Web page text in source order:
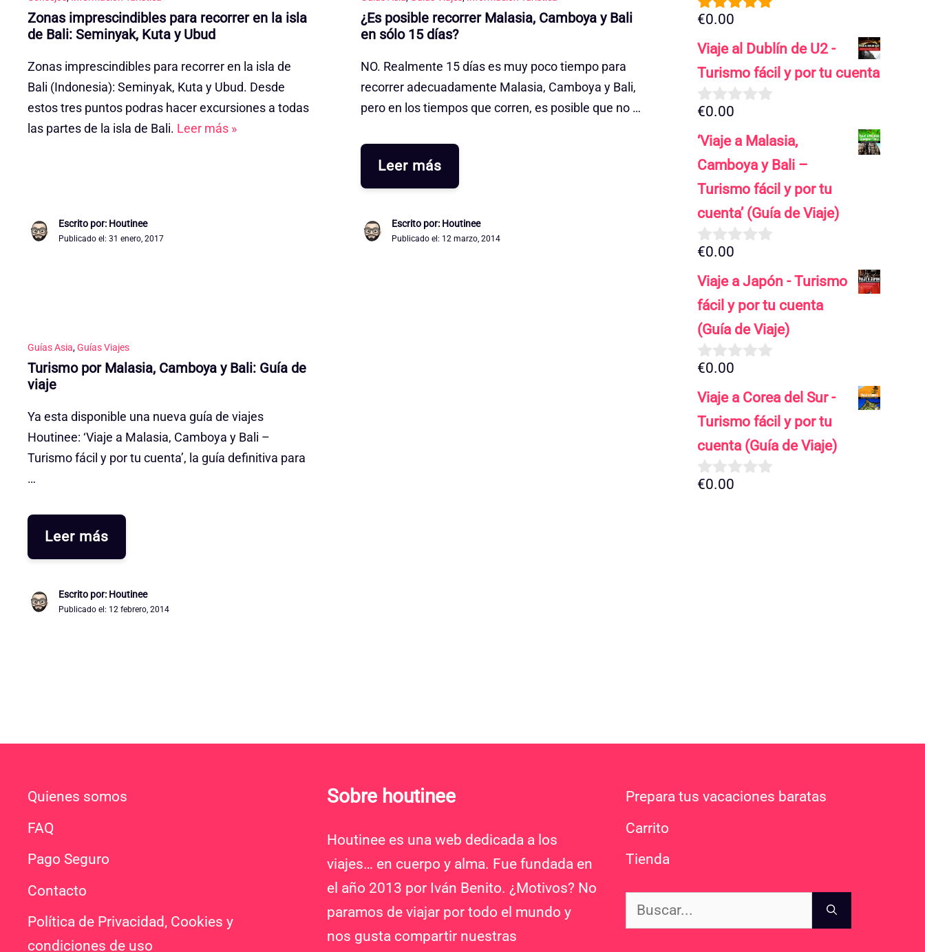
Zonas imprescindibles para recorrer en la isla
de Bali: Seminyak, Kuta y Ubud
Zonas imprescindibles para recorrer en la isla de
Bali (Indonesia): Seminyak, Kuta y Ubud. Desde
estos tres puntos podras hacer excursiones a todas
las partes de la isla de Bali. Leer más »
Escrito por: Houtinee
Publicado el: 31 enero, 2017
¿Es posible recorrer Malasia, Camboya y Bali
en sólo 15 días?
NO. Realmente 15 días es muy poco tiempo para
recorrer adecuadamente Malasia, Camboya y Bali,
pero en los tiempos que corren, es posible que no …
Leer más
Escrito por: Houtinee
Publicado el: 12 marzo, 2014
Guías Asia,Guías Viajes
Turismo por Malasia, Camboya y Bali: Guía de
viaje
Ya esta disponible una nueva guía de viajes
Houtinee: ‘Viaje a Malasia, Camboya y Bali –
Turismo fácil y por tu cuenta’, la guía definitiva para
…
Leer más
Escrito por: Houtinee
Publicado el: 12 febrero, 2014
5.00de 5
€0.00
Viaje al Dublín de U2 -
Turismo fácil y por tu cuenta
0
e
5
€0.00
‘Viaje a Malasia,
Camboya y Bali –
Turismo fácil y por tu
cuenta’ (Guía de Viaje)
0
e
5
€0.00
Viaje a Japón - Turismo
fácil y por tu cuenta
(Guía de Viaje)
0
e
5
€0.00
Viaje a Corea del Sur -
Turismo fácil y por tu
cuenta (Guía de Viaje)
0
€0.00
Quienes somos
FAQ
Pago Seguro
Contacto
Política de Privacidad, Cookies y
condiciones de uso
Sobre houtinee
Houtinee es una web dedicada a los
viajes… en cuerpo y alma. Fue fundada en
el año 2013 por Iván Benito. ¿Motivos? No
paramos de viajar por todo el mundo y
nos gusta compartir nuestras
Prepara tus vacaciones baratas
Carrito
Tienda
Buscar: